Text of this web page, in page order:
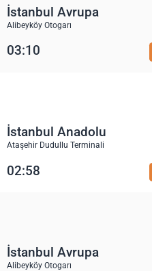
İstanbul Avrupa
Alibeyköy Otogarı
03:10
İstanbul Anadolu
Ataşehir Dudullu Terminali
02:58
İstanbul Avrupa
Alibeyköy Otogarı